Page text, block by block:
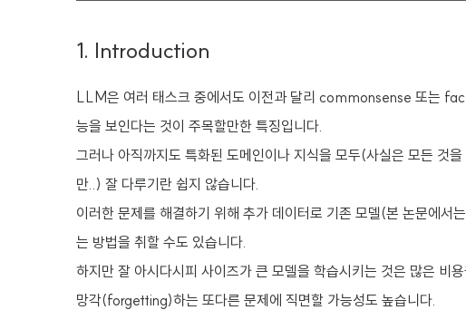
1. Introduction
LLM은 여러 태스크 중에서도 이전과 달리 commonsense 또는
능을 보인다는 것이 주목할만한 특징입니다.
그러나 아직까지도 특화된 도메인이나 지식을 모두(사실은 모든 것
만..) 잘 다루기란 쉽지 않습니다.
이러한 문제를 해결하기 위해 추가 데이터로 기존 모델(본 논문에
는 방법을 취할 수도 있습니다.
하지만 잘 아시다시피 사이즈가 큰 모델을 학습시키는 것은 많은 비
망각(forgetting)하는 또다른 문제에 직면할 가능성도 높습니다.